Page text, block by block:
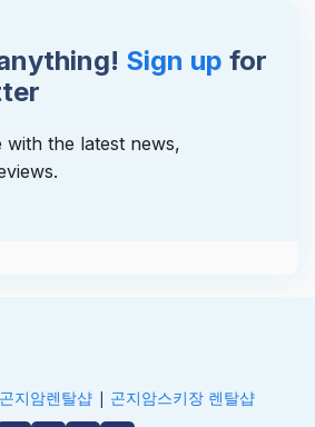
Sign up for
the latest news,
곤지암렌탈샵| 곤지암스키장 렌탈샵